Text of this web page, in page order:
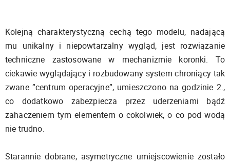
Kolejną charakterystyczną cechą tego modelu, nadającą
mu unikalny i niepowtarzalny wygląd, jest rozwiązanie
techniczne zastosowane w mechanizmie koronki. To
ciekawie wyglądający i rozbudowany system chroniący tak
zwane ”centrum operacyjne”, umieszczono na godzinie 2.,
co dodatkowo zabezpiecza przez uderzeniami bądź
zahaczeniem tym elementem o cokolwiek, o co pod wodą
nie trudno.
Starannie dobrane, asymetryczne umiejscowienie zostało